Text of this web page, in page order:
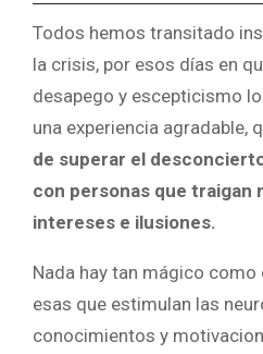
Todos hemos transitado
la crisis, por esos días en
desapego y escepticismo
una experiencia agradable,
de superar el
con personas que traigan
intereses e ilusiones.
Nada hay tan mágico
esas que estimulan las
conocimientos y